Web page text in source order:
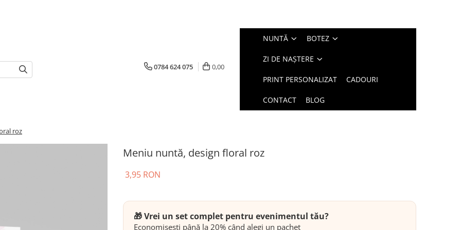
0784 624 075 0,00
NUNTĂ BOTEZ
ZI DE NAȘTERE
PRINT PERSONALIZAT CADOURI
CONTACT BLOG
roz
Meniu nuntă, design floral roz
3,95 RON
🎁 Vrei un set complet pentru evenimentul tău?
Economisești până la 20% când alegi un pachet